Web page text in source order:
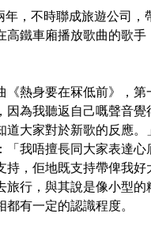
，不時聯成旅遊公司，
鐵車廂播放歌曲的歌
熱身要在冧低前》，
為我聽返自己嘅聲音
大家對於新歌的反應
我唔擅長同大家表達
，佢地既支持帶俾我
行，與其說是像小型
有一定的認識程度。